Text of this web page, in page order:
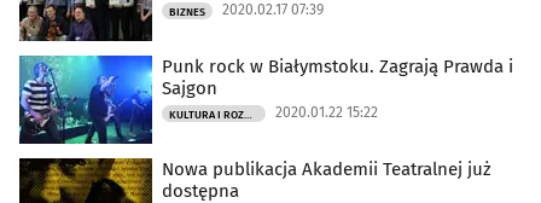
BIZNES 2020.02.17 07:39
Punk rock w Białymstoku. Zagrają Prawda i
Sajgon
2020.01.22 15:22
Nowa publikacja Akademii Teatralnej już
dostępna